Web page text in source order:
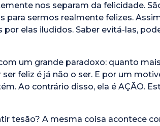
nos separam da felicidade.
para sermos realmente felizes.
elas iludidos. Saber evitá-las,
com um grande paradoxo: quanto
feliz é já não o ser. E por um
Ao contrário disso, ela é AÇÃO.
tesão? A mesma coisa acontece